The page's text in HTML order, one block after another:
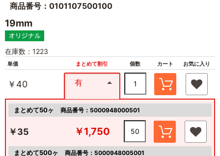
商品番号：0101107500100
19mm
在庫数：1223
単価 まとめて割引 個数 カート お気に入り
￥40 有
まとめて50ヶ 商品番号：5000948000501
￥35 ￥1,750
まとめて500ヶ 商品番号：5000948005001